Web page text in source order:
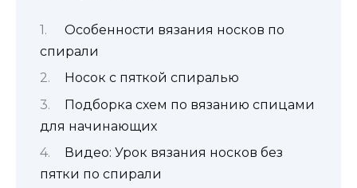
Особенности вязания носков по
спирали
Носок с пяткой спиралью
Подборка схем по вязанию спицами
для начинающих
Видео: Урок вязания носков без
пятки по спирали